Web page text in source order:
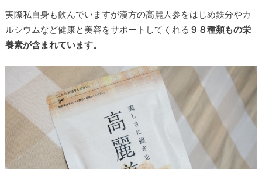
実際私自身も飲んでいますが漢方の高麗人参をはじめ鉄分やカ
ルシウムなど健康と美容をサポートしてくれる ９８種類もの栄
養素が含まれています。